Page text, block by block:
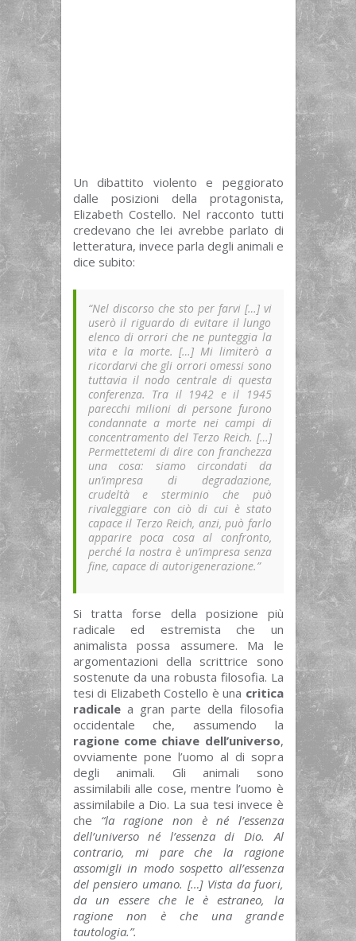
Un dibattito violento e peggiorato
dalle posizioni della protagonista,
Elizabeth Costello. Nel racconto tutti
credevano che lei avrebbe parlato di
letteratura, invece parla degli animali e
dice subito:
“Nel discorso che sto per farvi […] vi
userò il riguardo di evitare il lungo
elenco di orrori che ne punteggia la
vita e la morte. […] Mi limiterò a
ricordarvi che gli orrori omessi sono
tuttavia il nodo centrale di questa
conferenza. Tra il 1942 e il 1945
parecchi milioni di persone furono
condannate a morte nei campi di
concentramento del Terzo Reich. […]
Permettetemi di dire con franchezza
una cosa: siamo circondati da
un’impresa di degradazione,
crudeltà e sterminio che può
rivaleggiare con ciò di cui è stato
capace il Terzo Reich, anzi, può farlo
apparire poca cosa al confronto,
perché la nostra è un’impresa senza
fine, capace di autorigenerazione.”
Si tratta forse della posizione più
radicale ed estremista che un
animalista possa assumere. Ma le
argomentazioni della scrittrice sono
sostenute da una robusta filosofia. La
tesi di Elizabeth Costello è una critica
radicalea gran parte della filosofia
occidentale che, assumendo la
ragione come chiave dell’universo,
ovviamente pone l’uomo al di sopra
degli animali. Gli animali sono
assimilabili alle cose, mentre l’uomo è
assimilabile a Dio. La sua tesi invece è
che “la ragione non è né l’essenza
dell’universo né l’essenza di Dio. Al
contrario, mi pare che la ragione
assomigli in modo sospetto all’essenza
del pensiero umano. […] Vista da fuori,
da un essere che le è estraneo, la
ragione non è che una grande
tautologia.”.